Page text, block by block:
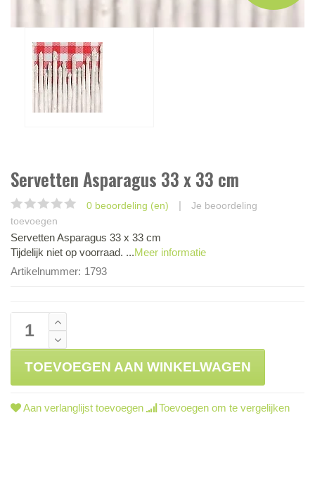
Servetten Asparagus 33 x 33 cm
0 beoordeling (en) |
Je beoordeling
toevoegen
Servetten Asparagus 33 x 33 cm
Tijdelijk niet op voorraad. ...Meer informatie
Artikelnummer: 1793
TOEVOEGEN AAN WINKELWAGEN
Aan verlanglijst toevoegen Toevoegen om te vergelijken